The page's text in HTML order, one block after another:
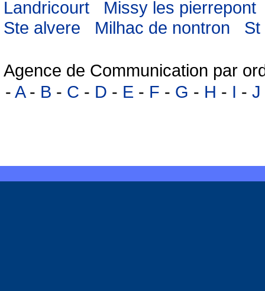
Landricourt
Missy les pierrepont
Ste alvere
Milhac de nontron St
Agence de Communication par
- A- B - C - D - E - F - G - H - I - J